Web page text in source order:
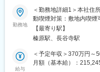
さ：
福利厚生・研修面の充実
所に配置する組織風土
いった簡易的な考えでは
変更の範囲：会社の定め
■業務概要：システムエ
当社のSES事業のさらな
びプログラマーを募集し
<業務詳細>【変更の範囲
客先常駐にて、システ
開発業務は基本設計から
勤務地
＜勤務地詳細1＞本社住
動喫煙対策：敷地内喫
所：大阪府大阪市内（
所あり変更の範囲：本文
【最寄り駅】
榛原駅、長谷寺駅
給与
＜予定年収＞370万円～
月額（基本給）：